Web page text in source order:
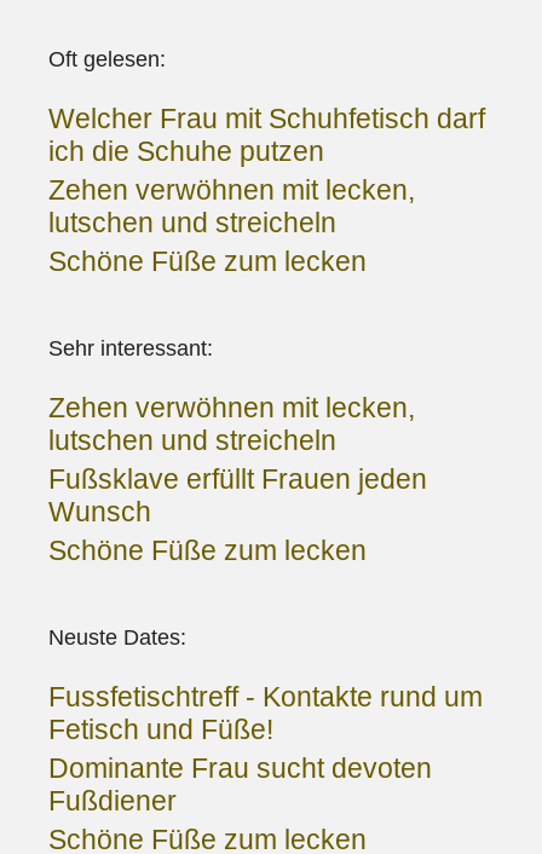
Oft gelesen:
Welcher Frau mit Schuhfetisch darf
ich die Schuhe putzen
Zehen verwöhnen mit lecken,
lutschen und streicheln
Schöne Füße zum lecken
Sehr interessant:
Zehen verwöhnen mit lecken,
lutschen und streicheln
Fußsklave erfüllt Frauen jeden
Wunsch
Schöne Füße zum lecken
Neuste Dates:
Fussfetischtreff - Kontakte rund um
Fetisch und Füße!
Dominante Frau sucht devoten
Fußdiener
Schöne Füße zum lecken